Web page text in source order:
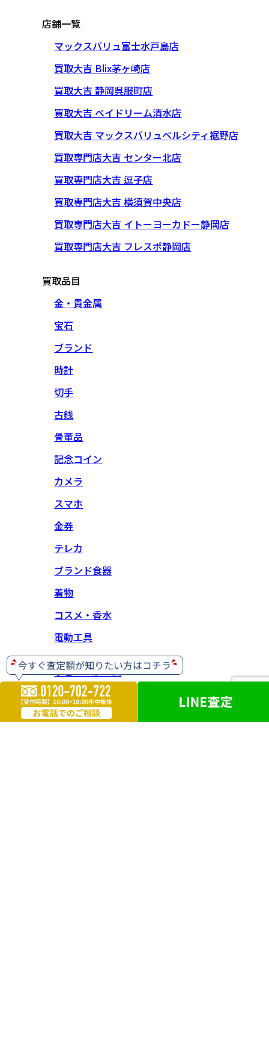
店舗一覧
マックスバリュ富士水戸島店
買取大吉 Blix茅ヶ崎店
買取大吉 静岡呉服町店
買取大吉 ベイドリーム清水店
買取大吉 マックスバリュベルシティ裾野店
買取専門店大吉 センター北店
買取専門店大吉 逗子店
買取専門店大吉 横須賀中央店
買取専門店大吉 イトーヨーカドー静岡店
買取専門店大吉 フレスポ静岡店
買取品目
金・貴金属
宝石
ブランド
時計
切手
古銭
骨董品
記念コイン
カメラ
スマホ
金券
テレカ
ブランド食器
着物
コスメ・香水
電動工具
ホビー・ゲーム
楽器
お酒